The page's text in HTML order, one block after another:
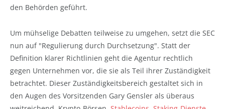
den Behörden geführt.
Um mühselige Debatten teilweise zu umgehen, setzt die SEC
nun auf "Regulierung durch Durchsetzung". Statt der
Definition klarer Richtlinien geht die Agentur rechtlich
gegen Unternehmen vor, die sie als Teil ihrer Zuständigkeit
betrachtet. Dieser Zuständigkeitsbereich gestaltet sich in
den Augen des Vorsitzenden Gary Gensler als überaus